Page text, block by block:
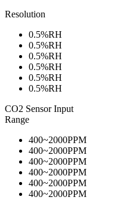
Resolution
0.5%RH
0.5%RH
0.5%RH
0.5%RH
0.5%RH
0.5%RH
CO2 Sensor Input
Range
400~2000PPM
400~2000PPM
400~2000PPM
400~2000PPM
400~2000PPM
400~2000PPM